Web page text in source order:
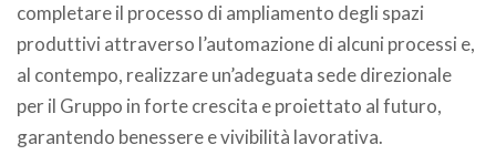
completare il processo di ampliamento degli spazi
produttivi attraverso l’automazione di alcuni processi e,
al contempo, realizzare un’adeguata sede direzionale
per il Gruppo in forte crescita e proiettato al futuro,
garantendo benessere e vivibilità lavorativa.